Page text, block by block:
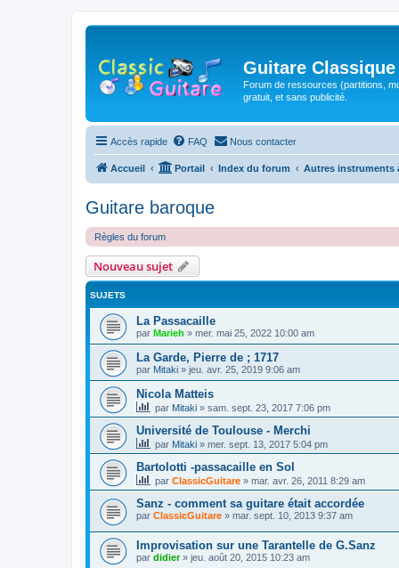
Guitare Classique
Forum de ressources (partitions,
gratuit, et sans publicité.
Accès rapide FAQ Nous contacter
Accueil Portail Index du forum Autres instruments
Guitare baroque
Règles du forum
Nouveau sujet
SUJETS
La Passacaille
par Marieh » mer. mai 25, 2022 10:00 am
La Garde, Pierre de ; 1717
par Mitaki » jeu. avr. 25, 2019 9:06 am
Nicola Matteis
par Mitaki » sam. sept. 23, 2017 7:06 pm
Université de Toulouse - Merchi
par Mitaki » mer. sept. 13, 2017 5:04 pm
Bartolotti -passacaille en Sol
par ClassicGuitare » mar. avr. 26, 2011 8:29 am
Sanz - comment sa guitare était accordée
par ClassicGuitare » mar. sept. 10, 2013 9:37 am
Improvisation sur une Tarantelle de G.Sanz
par didier» jeu. août 20, 2015 10:23 am